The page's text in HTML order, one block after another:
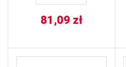
81,09 zł